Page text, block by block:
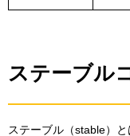
ステーブル
ステーブル（stable）